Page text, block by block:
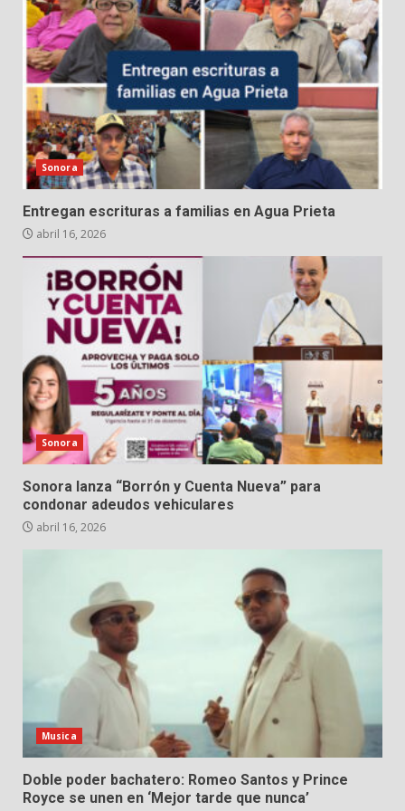
Sonora
Entregan escrituras a familias en Agua Prieta
abril 16, 2026
Sonora
Sonora lanza “Borrón y Cuenta Nueva” para
condonar adeudos vehiculares
abril 16, 2026
Musica
Doble poder bachatero: Romeo Santos y Prince
Royce se unen en ‘Mejor tarde que nunca’